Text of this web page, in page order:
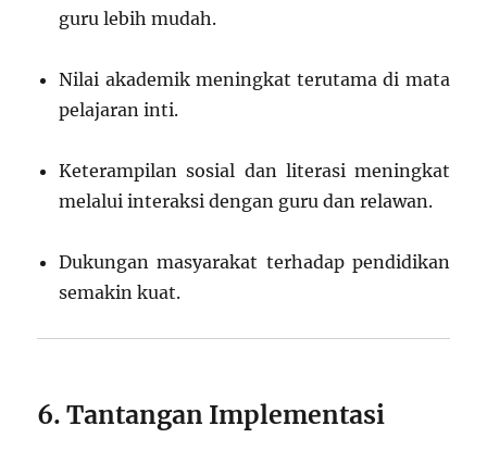
guru lebih mudah.
Nilai akademik meningkat terutama di mata
pelajaran inti.
Keterampilan sosial dan literasi meningkat
melalui interaksi dengan guru dan relawan.
Dukungan masyarakat terhadap pendidikan
semakin kuat.
6. Tantangan Implementasi